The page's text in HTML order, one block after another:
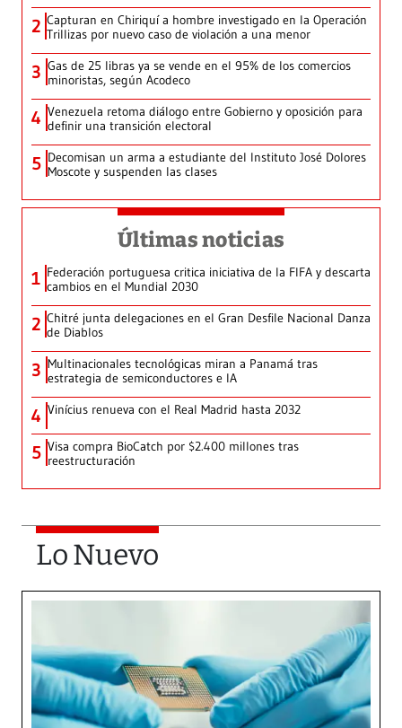
2 Capturan en Chiriquí a hombre investigado en la Operación
Trillizas por nuevo caso de violación a una menor
3 Gas de 25 libras ya se vende en el 95% de los comercios
minoristas, según Acodeco
4 Venezuela retoma diálogo entre Gobierno y oposición para
definir una transición electoral
5 Decomisan un arma a estudiante del Instituto José Dolores
Moscote y suspenden las clases
Últimas noticias
1 Federación portuguesa critica iniciativa de la FIFA y descarta
cambios en el Mundial 2030
2 Chitré junta delegaciones en el Gran Desfile Nacional Danza
de Diablos
3 Multinacionales tecnológicas miran a Panamá tras
estrategia de semiconductores e IA
4 Vinícius renueva con el Real Madrid hasta 2032
5 Visa compra BioCatch por $2.400 millones tras
reestructuración
Lo Nuevo